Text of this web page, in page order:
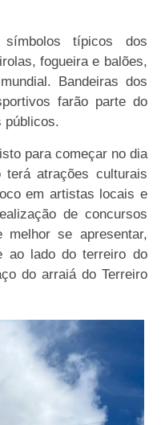
típicos dos
fogueira e balões,
Bandeiras dos
farão parte do
públicos.
para começar no dia
terá atrações culturais
em artistas locais e
de concursos
se apresentar,
ao lado do terreiro do
do arraiá do Terreiro